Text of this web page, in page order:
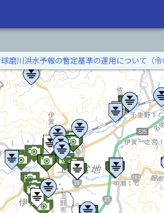
磨川洪水予報の暫定基準の運用について（令